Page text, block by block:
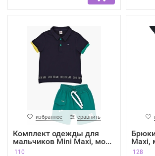
избранное сравнить
Комплект одежды для
мальчиков Mini Maxi, мо...
110
Maxi,
128